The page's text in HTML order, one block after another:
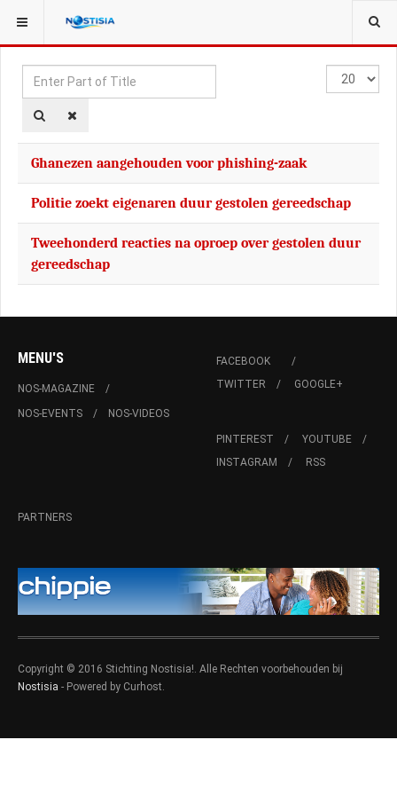
YOU ARE HERE:
Enter
Part
of
Display
#
Ghanezen aangehouden voor phishing-zaak
Politie zoekt eigenaren duur gestolen gereedschap
Tweehonderd reacties na oproep over gestolen duur
gereedschap
MENU'S
NOS-MAGAZINE
NOS-EVENTS
NOS-VIDEOS
FACEBOOK
TWITTER
GOOGLE+
PINTEREST
YOUTUBE
INSTAGRAM
RSS
PARTNERS
Copyright © 2016 Stichting Nostisia!. Alle Rechten voorbehouden bij
Nostisia - Powered by Curhost.